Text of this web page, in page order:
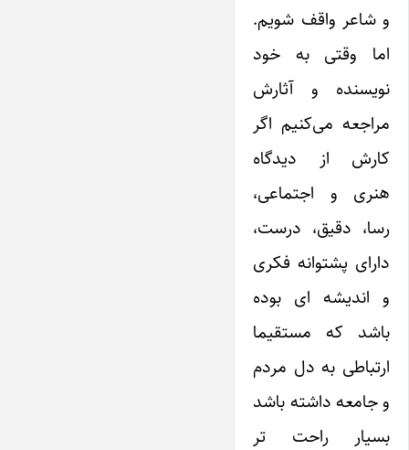
و شاعر واقف شویم.
اما وقتی به خود
نویسنده و آثارش
مراجعه می‌کنیم اگر
کارش از دیدگاه
هنری و اجتماعی،
رسا، دقیق، درست،
دارای پشتوانه فکری
و اندیشه ای بوده
باشد که مستقیما
ارتباطی به دل مردم
و جامعه داشته باشد
بسیار راحت تر